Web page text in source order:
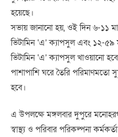
হয়েছে।
সভায় জানানো হয়, ওই দিন ৬-১১
ভিটামিন ‘এ’ ক্যাপসুল এবং ১২-
ভিটামিন ‘এ’ ক্যাপসুল খাওয়ানো
পাশাপাশি ঘরে তৈরি পরিমাণমতো
হবে।
এ উপলক্ষে মঙ্গলবার দুপুরে
স্বাস্থ্য ও পরিবার পরিকল্পনা